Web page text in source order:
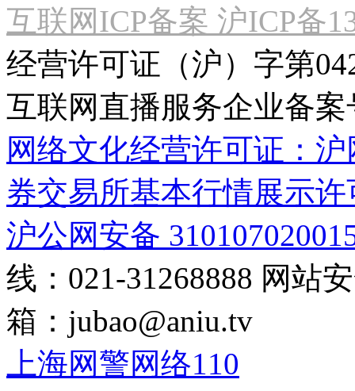
互联网ICP备案 沪ICP备
经营许可证（沪）字第
互联网直播服务企业备案
网络文化经营许可证：
券交易所基本行情展示许
沪公网安备
线：021-31268888 网站
箱： jubao@aniu.tv
上海网警网络110